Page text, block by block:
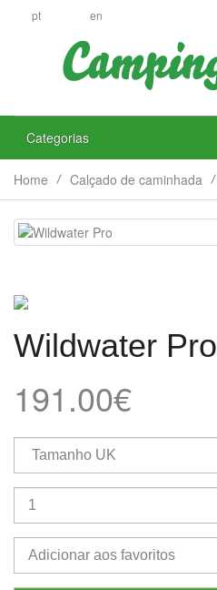
pt en
Categorias
Home Calçado de caminhada
Wildwater Pro
191.00€
Adicionar aos favoritos